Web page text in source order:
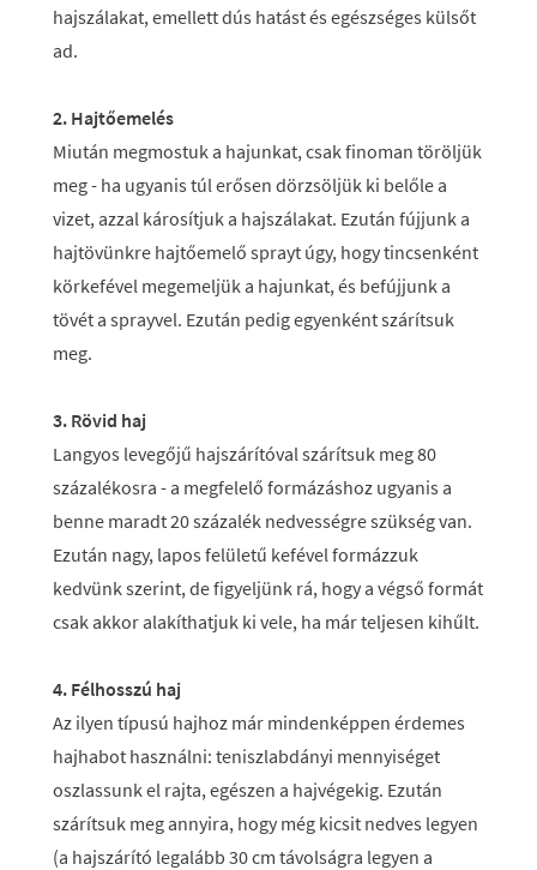
hajszálakat, emellett dús hatást és egészséges külsőt
ad.
2. Hajtőemelés
Miután megmostuk a hajunkat, csak finoman töröljük
meg - ha ugyanis túl erősen dörzsöljük ki belőle a
vizet, azzal károsítjuk a hajszálakat. Ezután fújjunk a
hajtövünkre hajtőemelő sprayt úgy, hogy tincsenként
körkefével megemeljük a hajunkat, és befújjunk a
tövét a sprayvel. Ezután pedig egyenként szárítsuk
meg.
3. Rövid haj
Langyos levegőjű hajszárítóval szárítsuk meg 80
százalékosra - a megfelelő formázáshoz ugyanis a
benne maradt 20 százalék nedvességre szükség van.
Ezután nagy, lapos felületű kefével formázzuk
kedvünk szerint, de figyeljünk rá, hogy a végső formát
csak akkor alakíthatjuk ki vele, ha már teljesen kihűlt.
4. Félhosszú haj
Az ilyen típusú hajhoz már mindenképpen érdemes
hajhabot használni: teniszlabdányi mennyiséget
oszlassunk el rajta, egészen a hajvégekig. Ezután
szárítsuk meg annyira, hogy még kicsit nedves legyen
(a hajszárító legalább 30 cm távolságra legyen a